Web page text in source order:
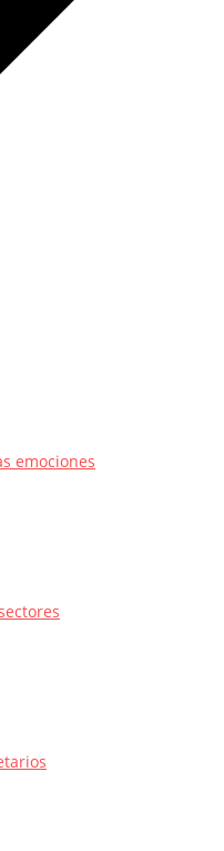
emociones